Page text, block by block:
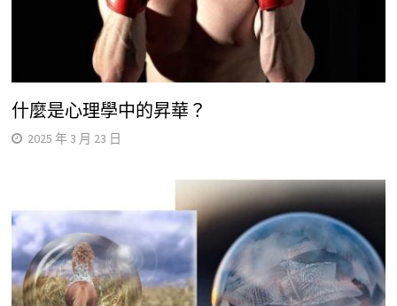
什麼是心理學中的昇華？
2025 年 3 月 23 日